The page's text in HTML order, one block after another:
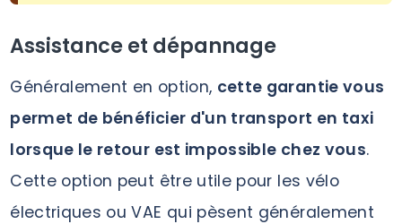
Assistance et dépannage
Généralement en option, cette garantie vous
permet de bénéficier d'un transport en taxi
lorsque le retour est impossible chez vous.
Cette option peut être utile pour les vélo
électriques ou VAE qui pèsent généralement